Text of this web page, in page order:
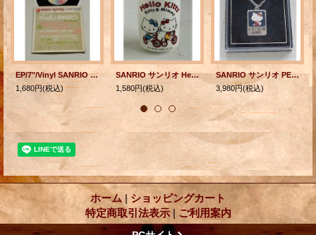
EP/7"/Vinyl SANRIO RECORD やっぱりおめでとう -お誕生日に- 大人になったら 作詩/作曲 小椋桂 ボーカル 女性(表記ナシ）
1,680円(税込)
SANRIO サンリオ Hello Kitty ハローキティ "Kitty & Mimmy" 陶器製 湯呑 ©1975 SANRIO CO., LTD.
1,580円(税込)
SANRIO サンリオ PENDANT Hello Kitty ハローキティ "LOTS OF LOVE & HAPPINESS" ケース入り ©1975 SANRIO CO., LTD.
3,980円(税込)
ホーム | ショッピングカート
特定商取引法表示 | ご利用案内